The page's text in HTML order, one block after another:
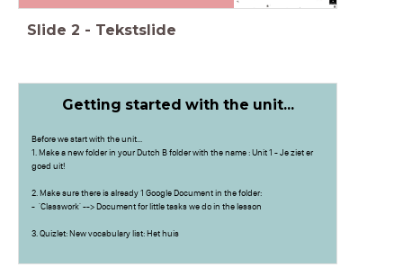
Slide 2 - Tekstslide
Getting started with the unit...
Before we start with the unit...
1. Make a new folder in your Dutch B folder with the name : Unit 1 - Je ziet er
goed uit!
2. Make sure there is already 1 Google Document in the folder:
- 'Classwork' --> Document for little tasks we do in the lesson
3. Quizlet: New vocabulary list: Het huis